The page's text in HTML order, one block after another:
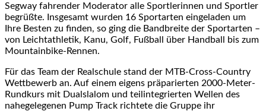
Segway fahrender Moderator alle Sportlerinnen und Sportler
begrüßte. Insgesamt wurden 16 Sportarten eingeladen um
Ihre Besten zu finden, so ging die Bandbreite der Sportarten –
von Leichtathletik, Kanu, Golf, Fußball über Handball bis zum
Mountainbike-Rennen.
Für das Team der Realschule stand der MTB-Cross-Country
Wettbewerb an. Auf einem eigens präparierten 2000-Meter-
Rundkurs mit Dualslalom und teilintegrierten Wellen des
nahegelegenen Pump Track richtete die Gruppe ihr